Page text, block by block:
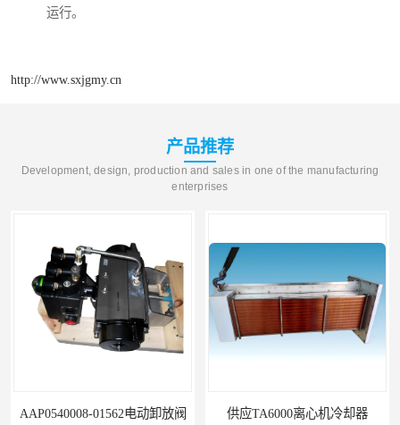
运行。
http://www.sxjgmy.cn
产品推荐
Development, design, production and sales in one of the manufacturing
enterprises
AAP0540008-01562电动卸放阀 供应TA6000离心机冷却器